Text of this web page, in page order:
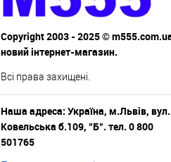
Copyright 2003 - 2025 ©
новий інтернет-магазин.
Всі права захищені.
Наша адреса: Україна, м.Львів, вул.
Ковельська б.109, "Б". тел. 0 800
501765